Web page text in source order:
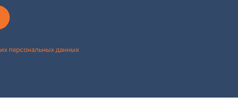
персональных данных